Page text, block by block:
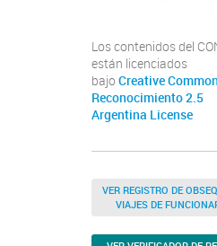
Los contenidos del
están licenciados
bajo Creative
Reconocimiento 2.5
Argentina License
VER REGISTRO DE
VIAJES DE